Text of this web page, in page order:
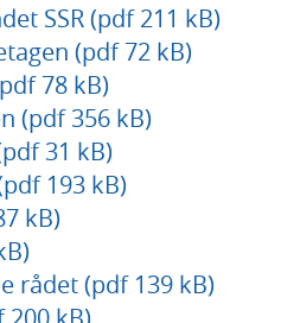
SSR (pdf 211 kB)
(pdf 72 kB)
78 kB)
(pdf 356 kB)
31 kB)
193 kB)
kB)
rådet (pdf 139 kB)